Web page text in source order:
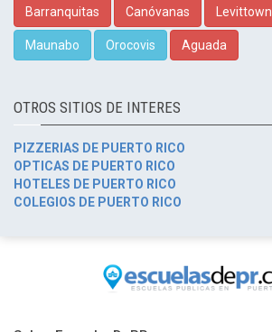
Barranquitas Canóvanas Levittown
Maunabo Orocovis Aguada
OTROS SITIOS DE INTERES
PIZZERIAS DE PUERTO RICO
OPTICAS DE PUERTO RICO
HOTELES DE PUERTO RICO
COLEGIOS DE PUERTO RICO